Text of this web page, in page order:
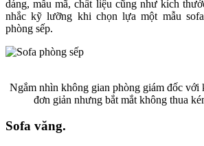
dáng, mẫu mã, chất liệu cũng như kích
nhắc kỹ lưỡng khi chọn lựa một mẫu
phòng sếp.
Ngắm nhìn không gian phòng giám đốc với
đơn giản nhưng bắt mắt không thua
Sofa văng.